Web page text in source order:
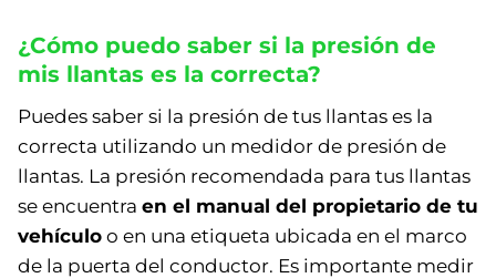
¿Cómo puedo saber si la presión de
mis llantas es la correcta?
Puedes saber si la presión de tus llantas es la
correcta utilizando un medidor de presión de
llantas. La presión recomendada para tus llantas
se encuentra en el manual del propietario de tu
vehículo o en una etiqueta ubicada en el marco
de la puerta del conductor. Es importante medir